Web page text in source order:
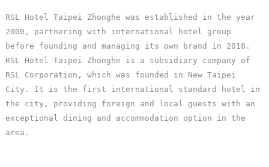
顧
客
滿
意
度
RSL Hotel Taipei Zhonghe was established in the year
2000, partnering with international hotel group
before founding and managing its own brand in 2018.
RSL Hotel Taipei Zhonghe is a subsidiary company of
RSL Corporation, which was founded in New Taipei
City. It is the first international standard hotel in
the city, providing foreign and local guests with an
exceptional dining and accommodation option in the
area.